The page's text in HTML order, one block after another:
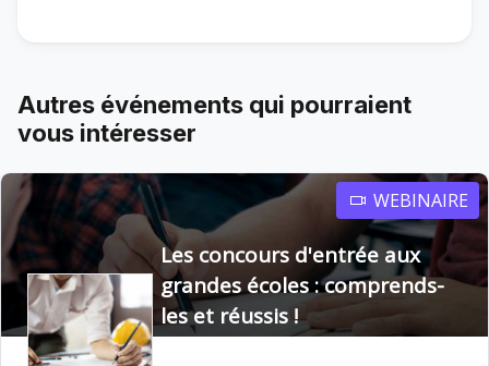
Autres événements qui pourraient
vous intéresser
WEBINAIRE
Les concours d'entrée aux
grandes écoles : comprends-
les et réussis !